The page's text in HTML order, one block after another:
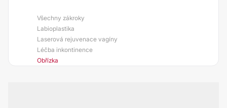
Všechny zákroky
Labioplastika
Laserová rejuvenace vagíny
Léčba inkontinence
Obřízka